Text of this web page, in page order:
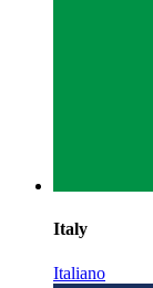
Italy
Italiano